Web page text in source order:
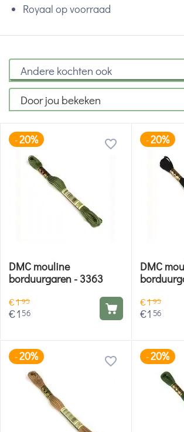
Royaal op voorraad
Andere kochten ook
Door jou bekeken
-20%
DMC mouline
borduurgaren - 3363
€195
€1 56
-20%
DMC
€195
€1 56
-20% -20%